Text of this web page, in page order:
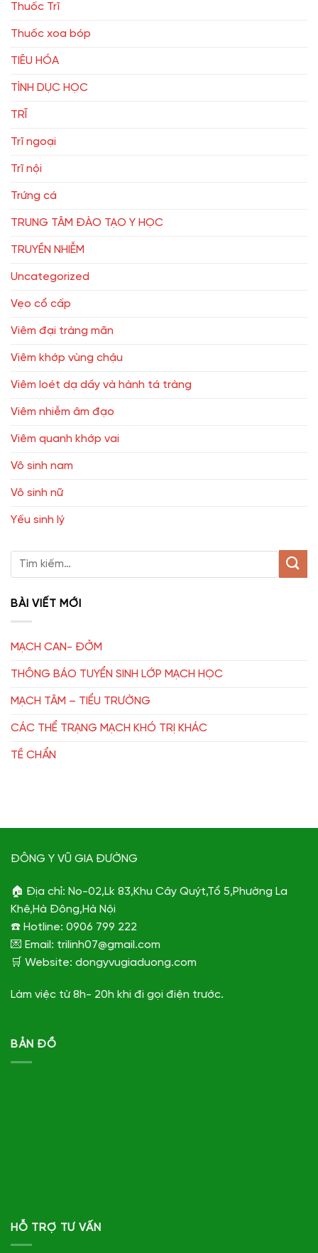
Thuốc Trĩ
Thuốc xoa bóp
TIÊU HÓA
TÌNH DỤC HỌC
TRĨ
Trĩ ngoại
Trĩ nội
Trứng cá
TRUNG TÂM ĐÀO TẠO Y HỌC
TRUYỀN NHIỄM
Uncategorized
Vẹo cổ cấp
Viêm đại tràng mãn
Viêm khớp vùng chậu
Viêm loét dạ dầy và hành tá tràng
Viêm nhiễm âm đạo
Viêm quanh khớp vai
Vô sinh nam
Vô sinh nữ
Yếu sinh lý
BÀI VIẾT MỚI
MẠCH CAN- ĐỞM
THÔNG BÁO TUYỂN SINH LỚP MẠCH HỌC
MẠCH TÂM – TIỂU TRƯỜNG
CÁC THỂ TRẠNG MẠCH KHÓ TRỊ KHÁC
TỀ CHẨN
ĐÔNG Y VŨ GIA ĐƯỜNG
🏠 Địa chỉ: No-02,Lk 83,Khu Cây Quýt,Tổ 5,Phường La
Khê,Hà Đông,Hà Nội
☎️ Hotline: 0906 799 222
💌 Email: trilinh07@gmail.com
🛒 Website: dongyvugiaduong.com
Làm việc từ 8h- 20h khi đi gọi điện trước.
BẢN ĐỒ
HỖ TRỢ TƯ VẤN